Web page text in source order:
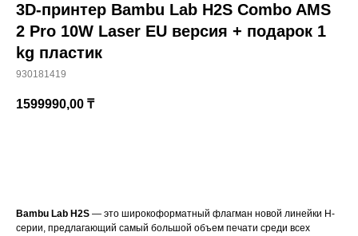
3D-принтер Bambu Lab H2S Combo AMS
2 Pro 10W Laser EU версия + подарок 1
kg пластик
930181419
1599990,00 ₸
Bambu Lab H2S — это широкоформатный флагман новой линейки H-
серии, предлагающий самый большой объем печати среди всех